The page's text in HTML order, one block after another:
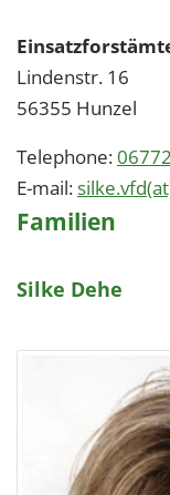
Lindenstr. 16
56355 Hunzel
Telephone:
E-mail:
Familien
Silke Dehe